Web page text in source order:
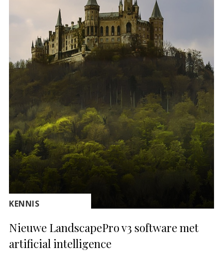
KENNIS
Nieuwe LandscapePro v3 software met
artificial intelligence